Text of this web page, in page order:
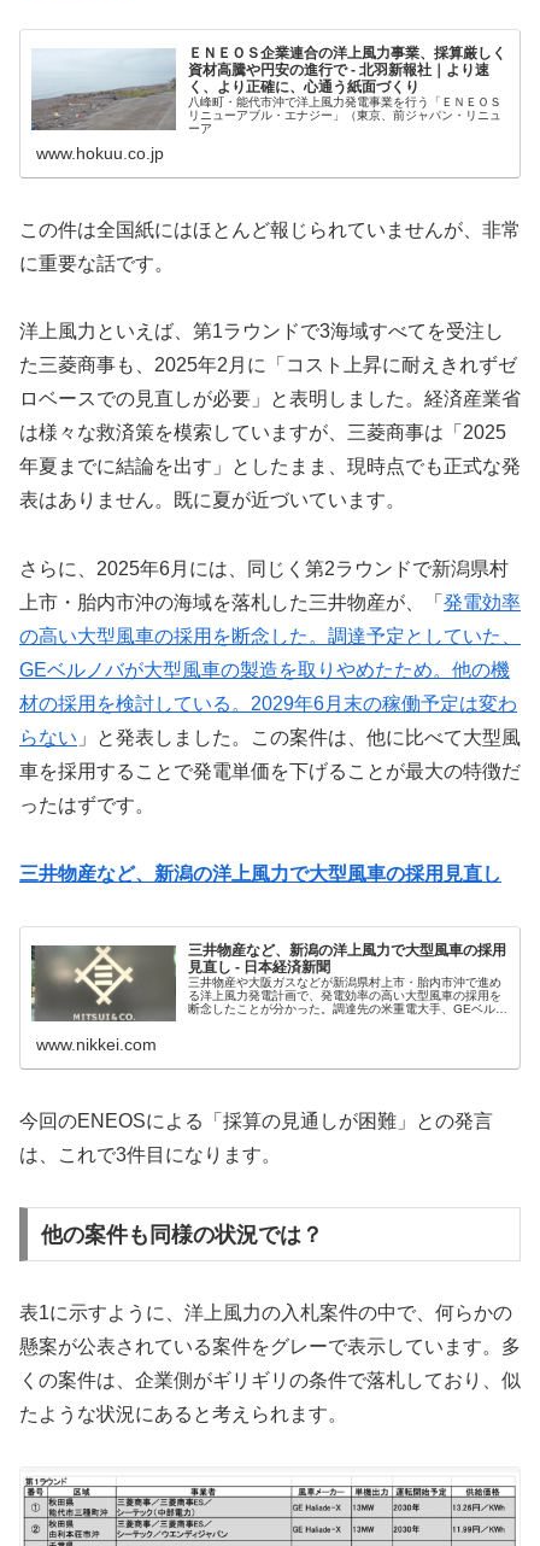
ＥＮＥＯＳ企業連合の洋上風力事業、採算厳しく
資材高騰や円安の進行で - 北羽新報社｜より速
く、より正確に、心通う紙面づくり
八峰町・能代市沖で洋上風力発電事業を行う「ＥＮＥＯＳ
リニューアブル・エナジー」（東京、前ジャパン・リニュ
ーア
www.hokuu.co.jp
この件は全国紙にはほとんど報じられていませんが、非常
に重要な話です。
洋上風力といえば、第1ラウンドで3海域すべてを受注し
た三菱商事も、2025年2月に「コスト上昇に耐えきれずゼ
ロベースでの見直しが必要」と表明しました。経済産業省
は様々な救済策を模索していますが、三菱商事は「2025
年夏までに結論を出す」としたまま、現時点でも正式な発
表はありません。既に夏が近づいています。
さらに、2025年6月には、同じく第2ラウンドで新潟県村
上市・胎内市沖の海域を落札した三井物産が、「 発電効率
の高い大型風車の採用を断念した。調達予定としていた、
GEベルノバが大型風車の製造を取りやめたため。他の機
材の採用を検討している。2029年6月末の稼働予定は変わ
らない 」と発表しました。この案件は、他に比べて大型風
車を採用することで発電単価を下げることが最大の特徴だ
ったはずです。
三井物産など、新潟の洋上風力で大型風車の採用見直し
三井物産など、新潟の洋上風力で大型風車の採用
見直し - 日本経済新聞
三井物産や大阪ガスなどが新潟県村上市・胎内市沖で進め
る洋上風力発電計画で、発電効率の高い大型風車の採用を
断念したことが分かった。調達先の米重電大手、GEベルノ
www.nikkei.com
今回のENEOSによる「採算の見通しが困難」との発言
は、これで3件目になります。
他の案件も同様の状況では？
表1に示すように、洋上風力の入札案件の中で、何らかの
懸案が公表されている案件をグレーで表示しています。多
くの案件は、企業側がギリギリの条件で落札しており、似
たような状況にあると考えられます。